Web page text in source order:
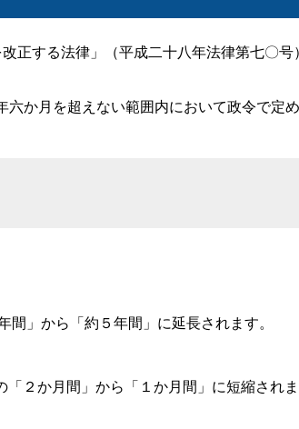
する法律」（平成二十八年法律第七〇号
か月を超えない範囲内において政令で定め
間」から「約５年間」に延長されます。
「２か月間」から「１か月間」に短縮されま